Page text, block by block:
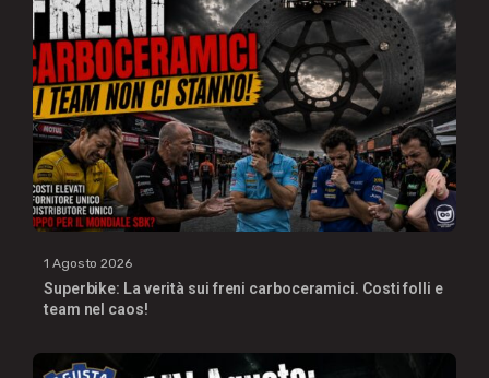
1 Agosto 2026
Superbike: La verità sui freni carboceramici. Costi folli e
team nel caos!